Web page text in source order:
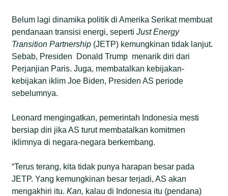
Belum lagi dinamika politik di Amerika Serikat membuat
pendanaan transisi energi, sepertiJust Energy
Transition Partnership (JETP) kemungkinan tidak lanjut.
Sebab, Presiden Donald Trump menarik diri dari
Perjanjian Paris. Juga, membatalkan kebijakan-
kebijakan iklim Joe Biden, Presiden AS periode
sebelumnya.
Leonard mengingatkan, pemerintah Indonesia mesti
bersiap diri jika AS turut membatalkan komitmen
iklimnya di negara-negara berkembang.
“Terus terang, kita tidak punya harapan besar pada
JETP. Yang kemungkinan besar terjadi, AS akan
mengakhiri itu.Kan, kalau di Indonesia itu (pendana)